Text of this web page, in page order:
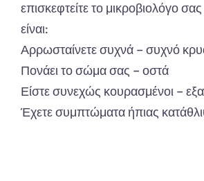
επισκεφτείτε το μικροβιολόγο
είναι:
Αρρωσταίνετε συχνά – συχνό
Πονάει το σώμα σας – οστά
Είστε συνεχώς κουρασμένοι –
Έχετε συμπτώματα ήπιας